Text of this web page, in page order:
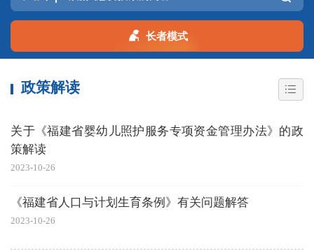
长者模式
政策解读
关于《福建省婴幼儿照护服务专项资金管理办法》的政
策解读
2023-10-26
《福建省人口与计划生育条例》有关问题解答
2023-10-26